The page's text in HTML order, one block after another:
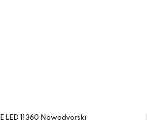
LED 11360 Nowodvorski